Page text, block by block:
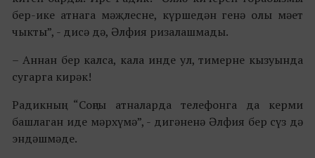
бер-ике атнага мәҗлесне, күршедән генә олы мәет
чыкты”, - дисә дә, Әлфия ризалашмады.
– Аннан бер калса, кала инде ул, тимерне кызуында
сугарга кирәк!
Радикның: “Соңгы атналарда телефонга да керми
башлаган иде мәрхүмә”, - дигәненә Әлфия бер сүз дә
эндәшмәде.